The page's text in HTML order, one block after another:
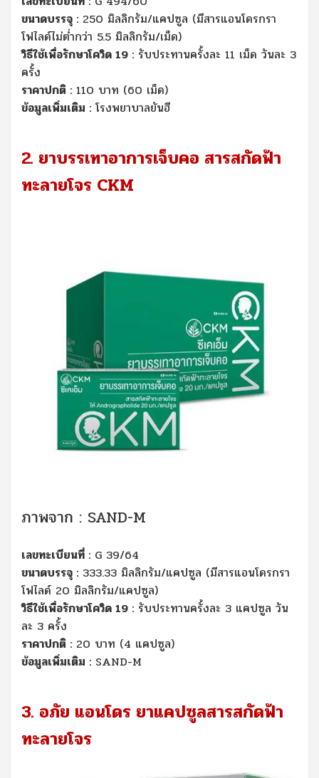
ขนาดบรรจุ : 250 มิลลิกรัม/แคปซูล (มีสารแอนโดรกรา
โฟไลด์ไม่ต่ำกว่า 5.5 มิลลิกรัม/เม็ด)
วิธีใช้เพื่อรักษาโควิด 19 : รับประทานครั้งละ 11 เม็ด วันละ 3
ครั้ง
ราคาปกติ : 110 บาท (60 เม็ด)
ข้อมูลเพิ่มเติม : โรงพยาบาลยันฮี
2. ยาบรรเทาอาการเจ็บคอ สารสกัดฟ้า
ทะลายโจร CKM
ภาพจาก : SAND-M
เลขทะเบียนที่ : G 39/64
ขนาดบรรจุ : 333.33 มิลลิกรัม/แคปซูล (มีสารแอนโดรกรา
โฟไลด์ 20 มิลลิกรัม/แคปซูล)
วิธีใช้เพื่อรักษาโควิด 19 : รับประทานครั้งละ 3 แคปซูล วัน
ละ 3 ครั้ง
ราคาปกติ : 20 บาท (4 แคปซูล)
ข้อมูลเพิ่มเติม : SAND-M
3. อภัย แอนโดร ยาแคปซูลสารสกัดฟ้า
ทะลายโจร